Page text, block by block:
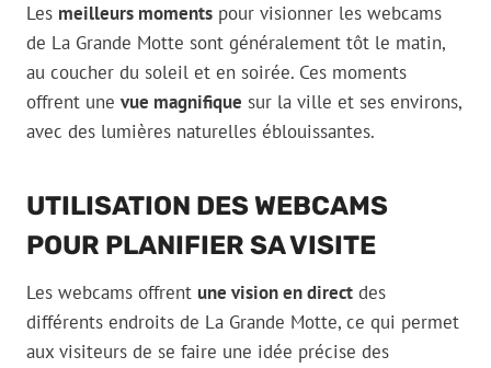
Les meilleurs moments pour visionner les webcams
de La Grande Motte sont généralement tôt le matin,
au coucher du soleil et en soirée. Ces moments
offrent une vue magnifique sur la ville et ses environs,
avec des lumières naturelles éblouissantes.
UTILISATION DES WEBCAMS
POUR PLANIFIER SA VISITE
Les webcams offrent une vision en direct des
différents endroits de La Grande Motte, ce qui permet
aux visiteurs de se faire une idée précise des